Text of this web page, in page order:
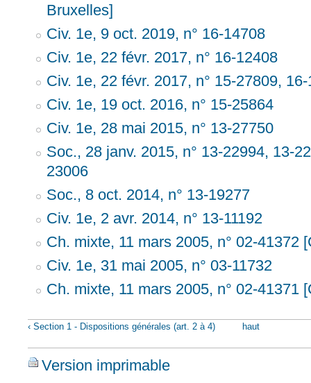
Bruxelles]
Civ. 1e, 9 oct. 2019, n° 16-14708
Civ. 1e, 22 févr. 2017, n° 16-12408
Civ. 1e, 22 févr. 2017, n° 15-27809, 16-
Civ. 1e, 19 oct. 2016, n° 15-25864
Civ. 1e, 28 mai 2015, n° 13-27750
Soc., 28 janv. 2015, n° 13-22994, 13-
23006
Soc., 8 oct. 2014, n° 13-19277
Civ. 1e, 2 avr. 2014, n° 13-11192
Ch. mixte, 11 mars 2005, n° 02-41372
Civ. 1e, 31 mai 2005, n° 03-11732
Ch. mixte, 11 mars 2005, n° 02-41371
‹ Section 1 - Dispositions générales (art. 2 à 4) haut
Version imprimable